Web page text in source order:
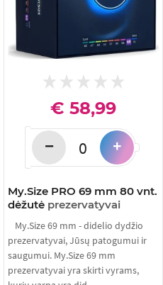
My.Size PRO 69 mm 80 vnt.
dėžutė prezervatyvai
€ 58,99
− +
My.Size 69 mm - didelio dydžio
prezervatyvai, Jūsų patogumui ir
saugumui. My.Size 69 mm
prezervatyvai yra skirti vyrams,